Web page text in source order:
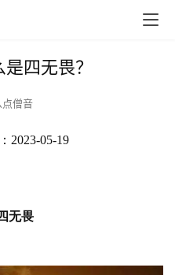
四无畏？
点僧音
2023-05-19
无畏